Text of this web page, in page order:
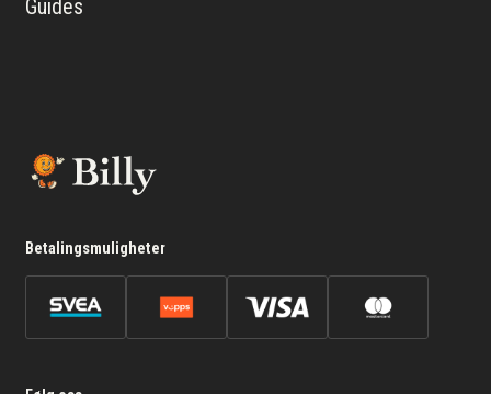
Guides
Betalingsmuligheter